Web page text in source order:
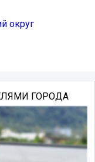
округ
ГОРОДА